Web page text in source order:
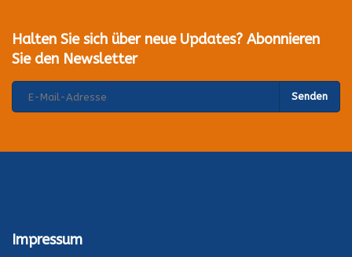
Halten Sie sich über neue Updates? Abonnieren
Sie den Newsletter
Senden
Impressum